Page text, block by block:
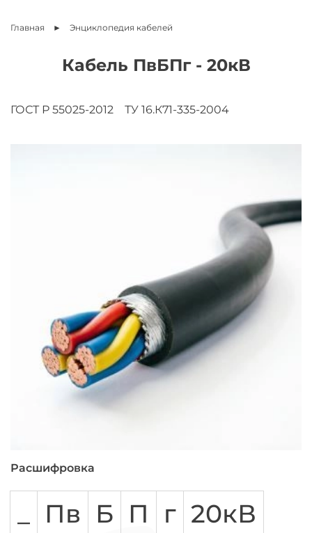
Главная Энциклопедия кабелей
Кабель ПвБПг - 20кВ
ГОСТ Р 55025-2012 ТУ 16.К71-335-2004
Расшифровка
Пв Б П г 20кВ